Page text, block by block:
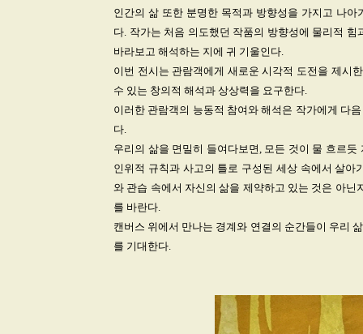
인간의 삶 또한 분명한 목적과 방향성을 가지고 나
다. 작가는 처음 의도했던 작품의 방향성에 물리적
바라보고 해석하는 지에 귀 기울인다.
이번 전시는 관람객에게 새로운 시각적 도전을 제시
수 있는 창의적 해석과 상상력을 요구한다.
이러한 관람객의 능동적 참여와 해석은 작가에게 다
다.
우리의 삶을 면밀히 들여다보면, 모든 것이 물 흐르
인위적 규칙과 사고의 틀로 구성된 세상 속에서 살
와 관습 속에서 자신의 삶을 제약하고 있는 것은 아
를 바란다.
캔버스 위에서 만나는 경계와 연결의 순간들이 우리
를 기대한다.